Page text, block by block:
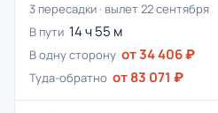
3 пересадки · вылет 22 сентября
В пути 14 ч 55 м
В одну сторону от 34 406 ₽
Туда-обратно от 83 071 ₽